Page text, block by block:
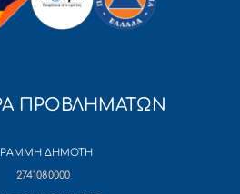
ΠΡΟΒΛΗΜΑΤΩΝ
ΔΗΜΟΤΗ
2741080000